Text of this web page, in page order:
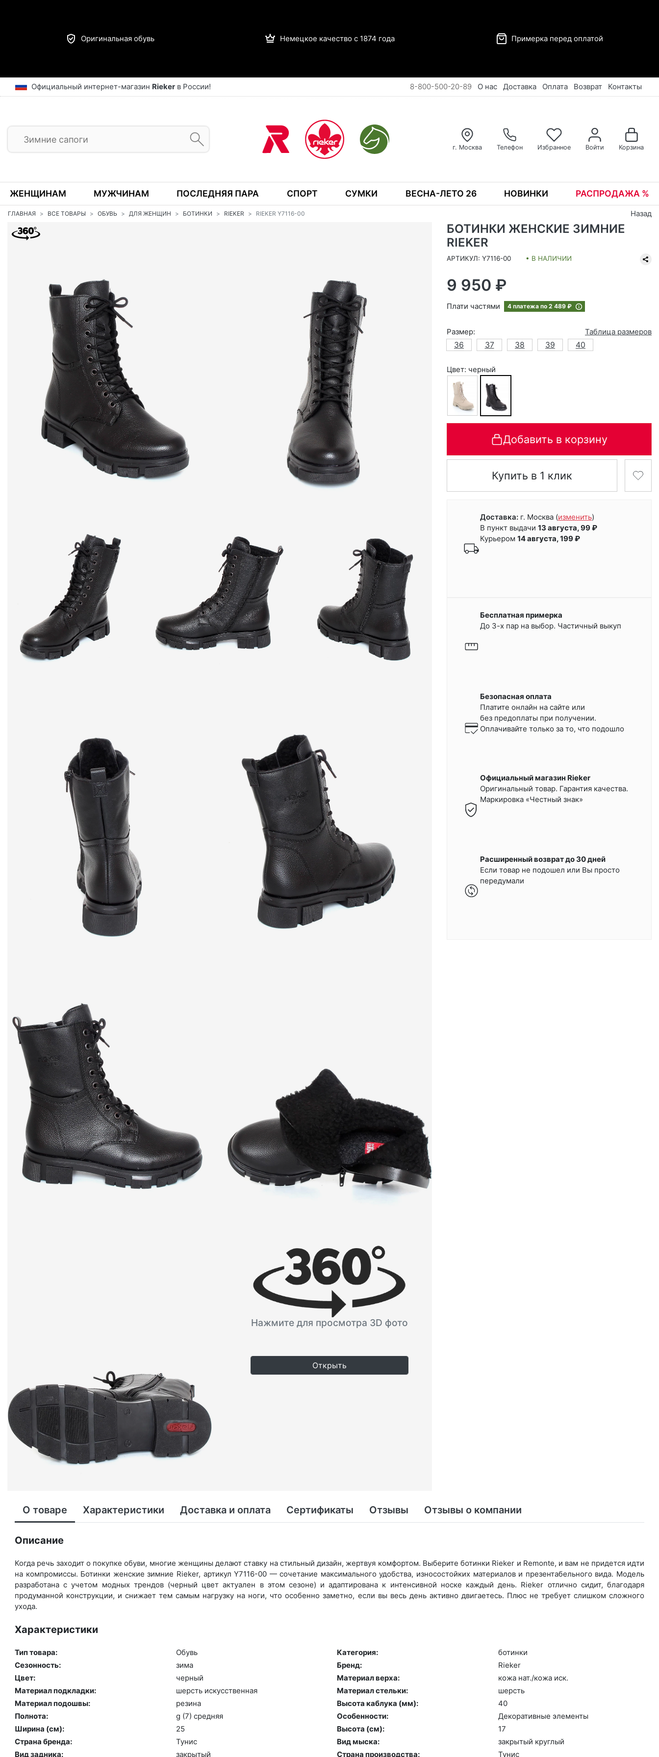
Оригинальная обувь Немецкое качество с 1874 года Примерка перед оплатой
Официальный интернет-магазин Rieker в России! 8-800-500-20-89 О нас Доставка Оплата Возврат Контакты
г. Москва Телефон Избранное Войти Корзина
ЖЕНЩИНАМ МУЖЧИНАМ ПОСЛЕДНЯЯ ПАРА СПОРТ СУМКИ ВЕСНА-ЛЕТО 26 НОВИНКИ РАСПРОДАЖА %
ГЛАВНАЯ ВСЕ ТОВАРЫ ОБУВЬ ДЛЯ ЖЕНЩИН БОТИНКИ RIEKER RIEKER Y7116-00 Назад
Нажмите для просмотра 3D фото
Открыть
БОТИНКИ ЖЕНСКИЕ ЗИМНИЕ
RIEKER
АРТИКУЛ: Y7116-00 • В НАЛИЧИИ
9 950 ₽
Плати частями 4 платежа по 2 489 ₽
Размер:
Таблица размеров
36
37 38 39 40
Цвет: черный
Добавить в корзину
Купить в 1 клик
Доставка: г. Москва (изменить)
В пункт выдачи 13 августа, 99 ₽
Курьером 14 августа, 199 ₽
Бесплатная примерка
До 3-х пар на выбор. Частичный выкуп
Безопасная оплата
Платите онлайн на сайте или
без предоплаты при получении.
Оплачивайте только за то, что подошло
Официальный магазин Rieker
Оригинальный товар. Гарантия качества.
Маркировка «Честный знак»
Расширенный возврат до 30 дней
Если товар не подошел или Вы просто
передумали
О товаре Характеристики Доставка и оплата Сертификаты Отзывы Отзывы о компании
Описание
Когда речь заходит о покупке обуви, многие женщины делают ставку на стильный дизайн, жертвуя комфортом. Выберите бо­тин­ки Rieker и Remonte, и вам не придется идти
на компромиссы. Ботинки женские зимние Rieker, артикул Y7116-00 — сочетание максимального удобства, износостойких материалов и презентабельного вида. Модель
разработана с учетом модных трендов (чер­ный цвет актуален в этом сезоне) и адаптирована к интенсивной носке каждый день. Ri­eker отлично сидит, благодаря
продуманной конструкции, и снижает тем самым нагрузку на ноги, что особенно заметно, если вы весь день активно двигаетесь. Плюс не требует слишком сложного
ухода.
Характеристики
Тип товара: Обувь Категория:
бо­тин­ки
Сезонность:
зи­ма Бренд:
Ri­eker
Цвет:
чер­ный Материал верха:
ко­жа нат./ко­жа иск.
Материал подкладки:
шерсть ис­кусс­твен­ная Материал стельки:
шерсть
Материал подошвы:
ре­зина Высота каблука (мм):
40
Полнота:
g (7) сред­няя Особенности:
Де­кора­тив­ные эле­мен­ты
Ширина (см):
25 Высота (cм):
17
Страна бренда:
Ту­нис Вид мыска:
зак­ры­тый круг­лый
Вид задника:
зак­ры­тый Страна производства: Ту­нис